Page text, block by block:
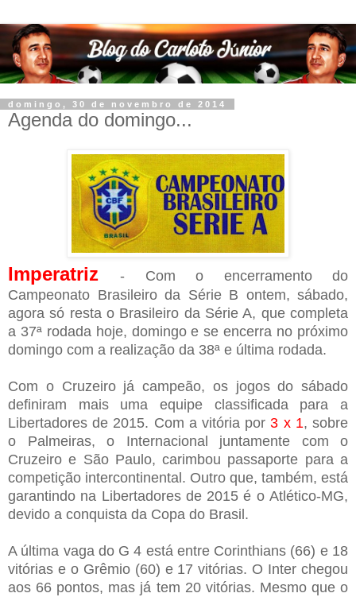
domingo, 30 de novembro de 2014
Agenda do domingo...
Imperatriz- Com o encerramento do
Campeonato Brasileiro da Série B ontem, sábado,
agora só resta o Brasileiro da Série A, que completa
a 37ª rodada hoje, domingo e se encerra no próximo
domingo com a realização da 38ª e última rodada.
Com o Cruzeiro já campeão, os jogos do sábado
definiram mais uma equipe classificada para a
Libertadores de 2015. Com a vitória por3 x 1, sobre
o Palmeiras, o Internacional juntamente com o
Cruzeiro e São Paulo, carimbou passaporte para a
competição intercontinental. Outro que, também, está
garantindo na Libertadores de 2015 é o Atlético-MG,
devido a conquista da Copa do Brasil.
A última vaga do G 4 está entre Corinthians (66) e 18
vitórias e o Grêmio (60) e 17 vitórias. O Inter chegou
aos 66 pontos, mas já tem 20 vitórias. Mesmo que o